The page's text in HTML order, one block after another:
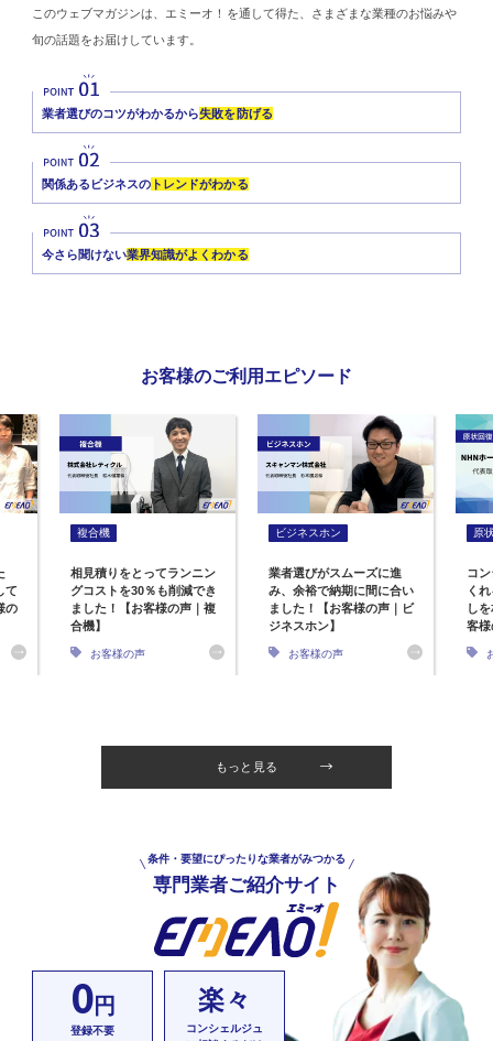
このウェブマガジンは、エミーオ！を通して得た、さまざまな業種のお悩みや
旬の話題をお届けしています。
業者選びのコツがわかるから失敗を防げる
関係あるビジネスの トレンドがわかる
今さら聞けない業界知識がよくわかる
お客様のご利用エピソード
て
の
複合機
相見積りをとってランニン
グコストを30％も削減でき
ました！【お客様の声｜複
合機】
お客様の声
ビジネスホン
業者選びがスムーズに進
み、余裕で納期に間に合い
ました！【お客様の声｜ビ
ジネスホン】
お客様の声
原
コ
く
し
客
もっと見る
条件・要望にぴったりな業者がみつかる
専門業者ご紹介サイト
0円
登録不要
楽々
コンシェルジュ